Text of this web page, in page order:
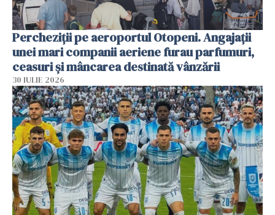
Percheziții pe aeroportul Otopeni. Angajații
unei mari companii aeriene furau parfumuri,
ceasuri și mâncarea destinată vânzării
30 IULIE 2026